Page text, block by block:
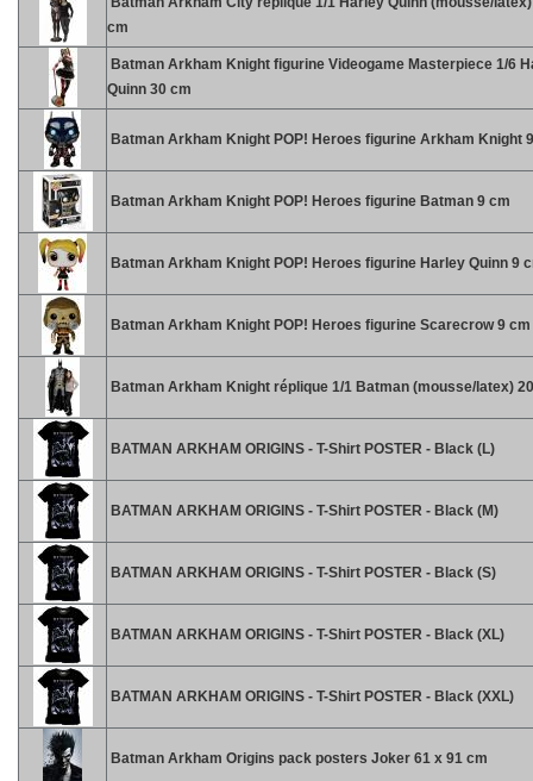
cm
Batman Arkham Knight figurine Videogame Masterpiece 1/6
Quinn 30 cm
Batman Arkham Knight POP! Heroes figurine Arkham Knight
Batman Arkham Knight POP! Heroes figurine Batman 9 cm
Batman Arkham Knight POP! Heroes figurine Harley Quinn 9
Batman Arkham Knight POP! Heroes figurine Scarecrow 9 cm
Batman Arkham Knight réplique 1/1 Batman (mousse/latex)
BATMAN ARKHAM ORIGINS - T-Shirt POSTER - Black (L)
BATMAN ARKHAM ORIGINS - T-Shirt POSTER - Black (M)
BATMAN ARKHAM ORIGINS - T-Shirt POSTER - Black (S)
BATMAN ARKHAM ORIGINS - T-Shirt POSTER - Black (XL)
BATMAN ARKHAM ORIGINS - T-Shirt POSTER - Black (XXL)
Batman Arkham Origins pack posters Joker 61 x 91 cm